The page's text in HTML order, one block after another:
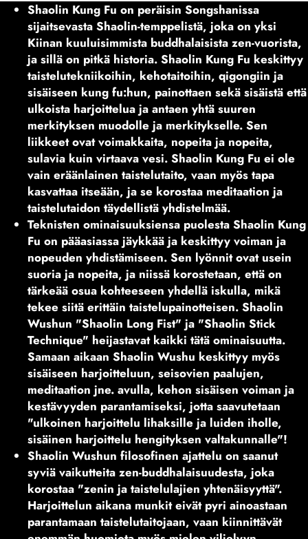
Shaolin Kung Fu on peräisin Songshanissa
sijaitsevasta Shaolin-temppelistä, joka on yksi
Kiinan kuuluisimmista buddhalaisista zen-vuorista,
ja sillä on pitkä historia. Shaolin Kung Fu keskittyy
taistelutekniikoihin, kehotaitoihin, qigongiin ja
sisäiseen kung fu:hun, painottaen sekä sisäistä että
ulkoista harjoittelua ja antaen yhtä suuren
merkityksen muodolle ja merkitykselle. Sen
liikkeet ovat voimakkaita, nopeita ja nopeita,
sulavia kuin virtaava vesi. Shaolin Kung Fu ei ole
vain eräänlainen taistelutaito, vaan myös tapa
kasvattaa itseään, ja se korostaa meditaation ja
taistelutaidon täydellistä yhdistelmää.
Teknisten ominaisuuksiensa puolesta Shaolin Kung
Fu on pääasiassa jäykkää ja keskittyy voiman ja
nopeuden yhdistämiseen. Sen lyönnit ovat usein
suoria ja nopeita, ja niissä korostetaan, että on
tärkeää osua kohteeseen yhdellä iskulla, mikä
tekee siitä erittäin taistelupainotteisen. Shaolin
Wushun "Shaolin Long Fist" ja "Shaolin Stick
Technique" heijastavat kaikki tätä ominaisuutta.
Samaan aikaan Shaolin Wushu keskittyy myös
sisäiseen harjoitteluun, seisovien paalujen,
meditaation jne. avulla, kehon sisäisen voiman ja
kestävyyden parantamiseksi, jotta saavutetaan
"ulkoinen harjoittelu lihaksille ja luiden iholle,
sisäinen harjoittelu hengityksen valtakunnalle"!
Shaolin Wushun filosofinen ajattelu on saanut
syviä vaikutteita zen-buddhalaisuudesta, joka
korostaa "zenin ja taistelulajien yhtenäisyyttä".
Harjoittelun aikana munkit eivät pyri ainoastaan
parantamaan taistelutaitojaan, vaan kiinnittävät